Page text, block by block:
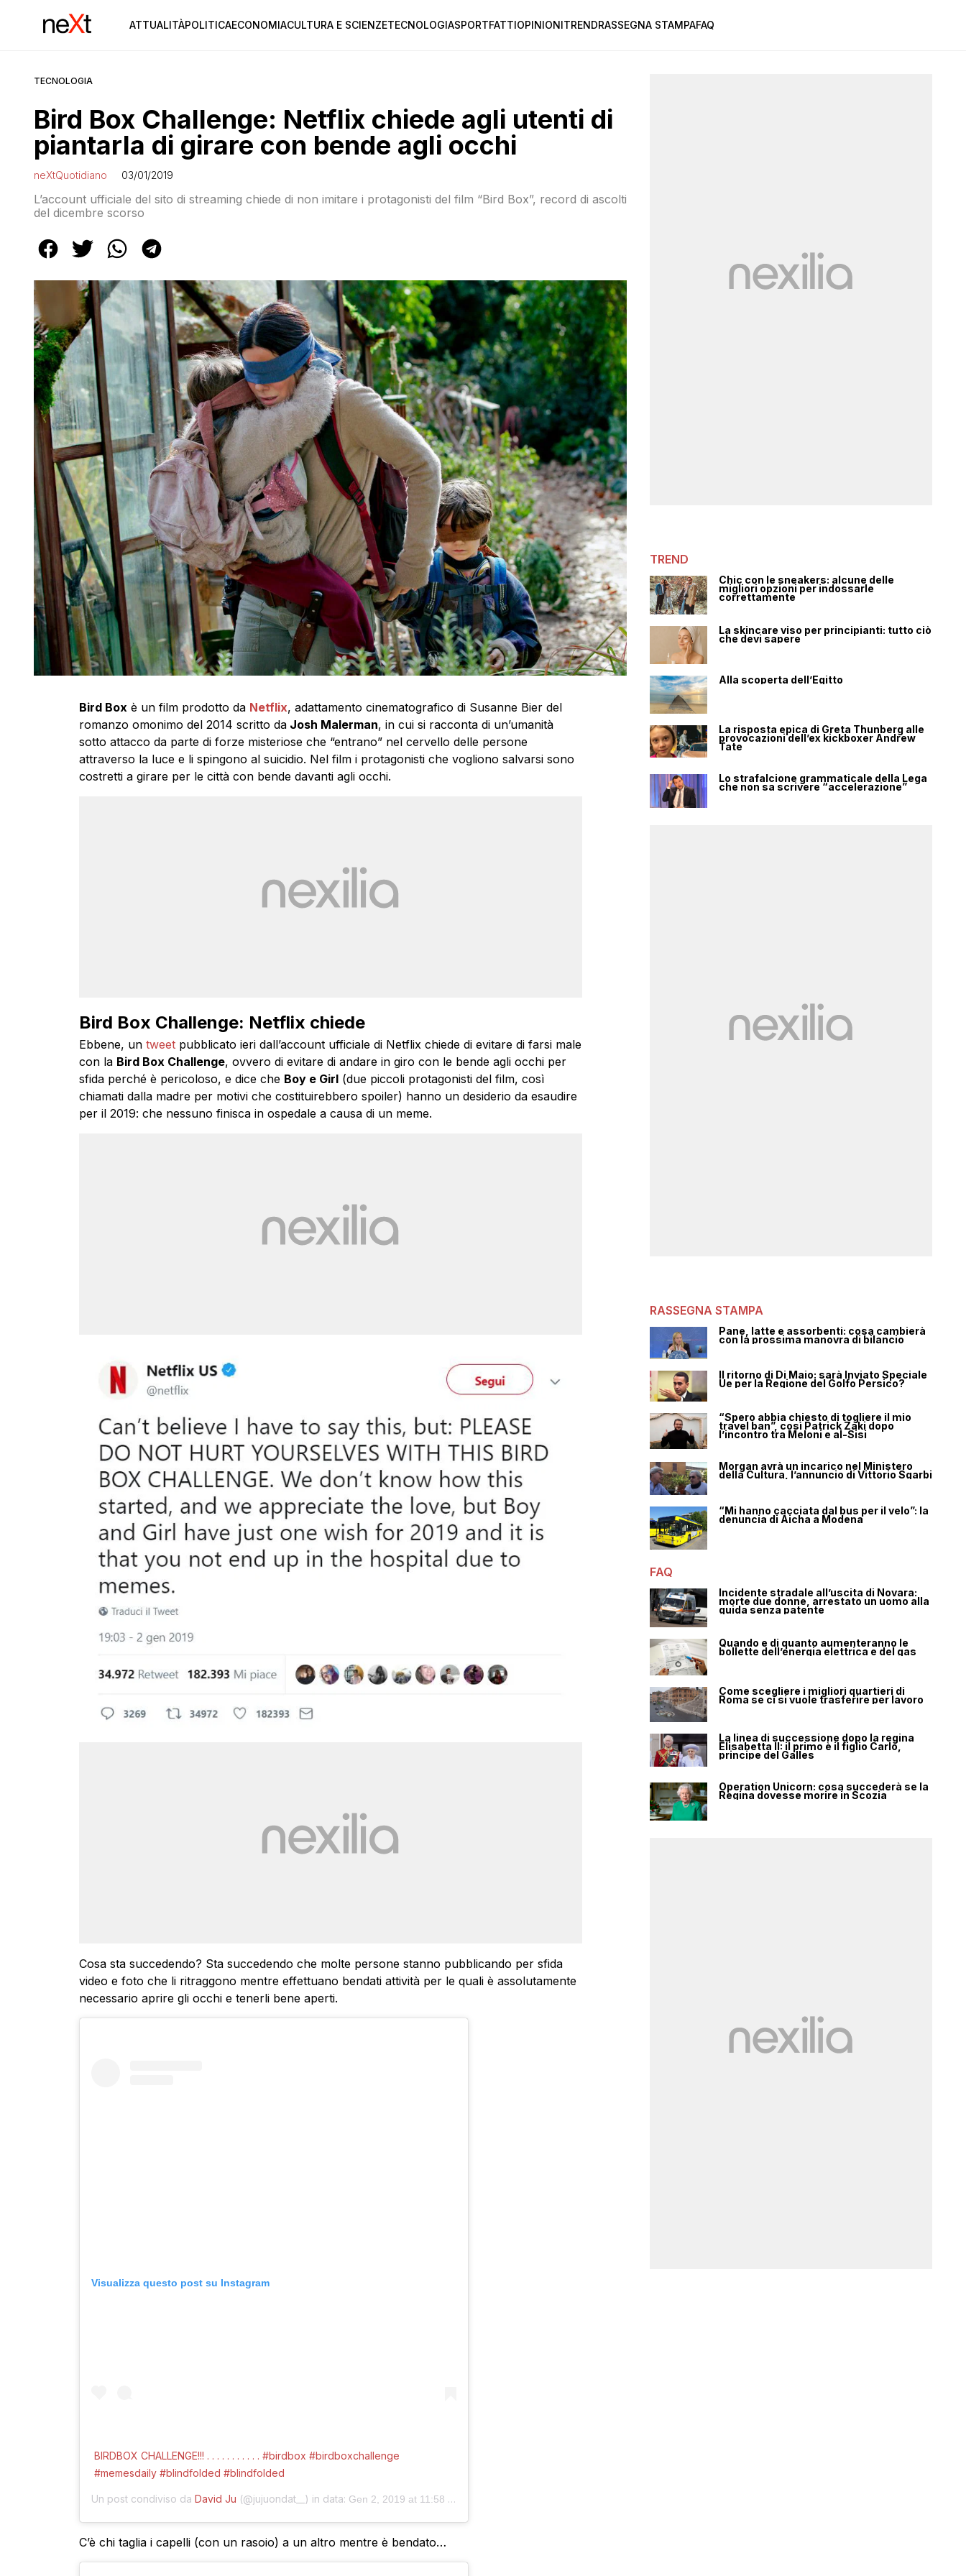
ATTUALITÀPOLITICAECONOMIACULTURA E SCIENZETECNOLOGIASPORTFATTIOPINIONITRENDRASSEGNA STAMPAFAQ
TECNOLOGIA
Bird Box Challenge: Netflix chiede agli utenti di
piantarla di girare con bende agli occhi
neXtQuotidiano 03/01/2019
L’account ufficiale del sito di streaming chiede di non imitare i protagonisti del film “Bird Box”, record di ascolti
del dicembre scorso
Bird Boxè un film prodotto da Netflix, adattamento cinematografico di Susanne Bier del
romanzo omonimo del 2014 scritto daJosh Malerman, in cui si racconta di un’umanità
sotto attacco da parte di forze misteriose che “entrano” nel cervello delle persone
attraverso la luce e li spingono al suicidio. Nel film i protagonisti che vogliono salvarsi sono
costretti a girare per le città con bende davanti agli occhi.
Bird Box Challenge: Netflix chiede
Ebbene, un tweetpubblicato ieri dall’account ufficiale di Netflix chiede di evitare di farsi male
con la Bird Box Challenge, ovvero di evitare di andare in giro con le bende agli occhi per
sfida perché è pericoloso, e dice che Boy e Girl(due piccoli protagonisti del film, così
chiamati dalla madre per motivi che costituirebbero spoiler) hanno un desiderio da esaudire
per il 2019: che nessuno finisca in ospedale a causa di un meme.
Cosa sta succedendo? Sta succedendo che molte persone stanno pubblicando per sfida
video e foto che li ritraggono mentre effettuano bendati attività per le quali è assolutamente
necessario aprire gli occhi e tenerli bene aperti.
Visualizza questo post su Instagram
BIRDBOX CHALLENGE!!! . . . . . . . . . . . #birdbox #birdboxchallenge
#memesdaily #blindfolded #blindfolded
Un post condiviso da David Ju (@jujuondat__) in data: Gen 2, 2019 at 11:58 PST
C’è chi taglia i capelli (con un rasoio) a un altro mentre è bendato…
TREND
Chic con le sneakers: alcune delle
migliori opzioni per indossarle
correttamente
La skincare viso per principianti: tutto ciò
che devi sapere
Alla scoperta dell’Egitto
La risposta epica di Greta Thunberg alle
provocazioni dell’ex kickboxer Andrew
Tate
Lo strafalcione grammaticale della Lega
che non sa scrivere “accelerazione”
RASSEGNA STAMPA
Pane, latte e assorbenti: cosa cambierà
con la prossima manovra di bilancio
Il ritorno di Di Maio: sarà Inviato Speciale
Ue per la Regione del Golfo Persico?
“Spero abbia chiesto di togliere il mio
travel ban”, così Patrick Zaki dopo
l’incontro tra Meloni e al-Sisi
Morgan avrà un incarico nel Ministero
della Cultura, l’annuncio di Vittorio Sgarbi
“Mi hanno cacciata dal bus per il velo”: la
denuncia di Aicha a Modena
FAQ
Incidente stradale all’uscita di Novara:
morte due donne, arrestato un uomo alla
guida senza patente
Quando e di quanto aumenteranno le
bollette dell’energia elettrica e del gas
Come scegliere i migliori quartieri di
Roma se ci si vuole trasferire per lavoro
La linea di successione dopo la regina
Elisabetta II: il primo è il figlio Carlo,
principe del Galles
Operation Unicorn: cosa succederà se la
Regina dovesse morire in Scozia